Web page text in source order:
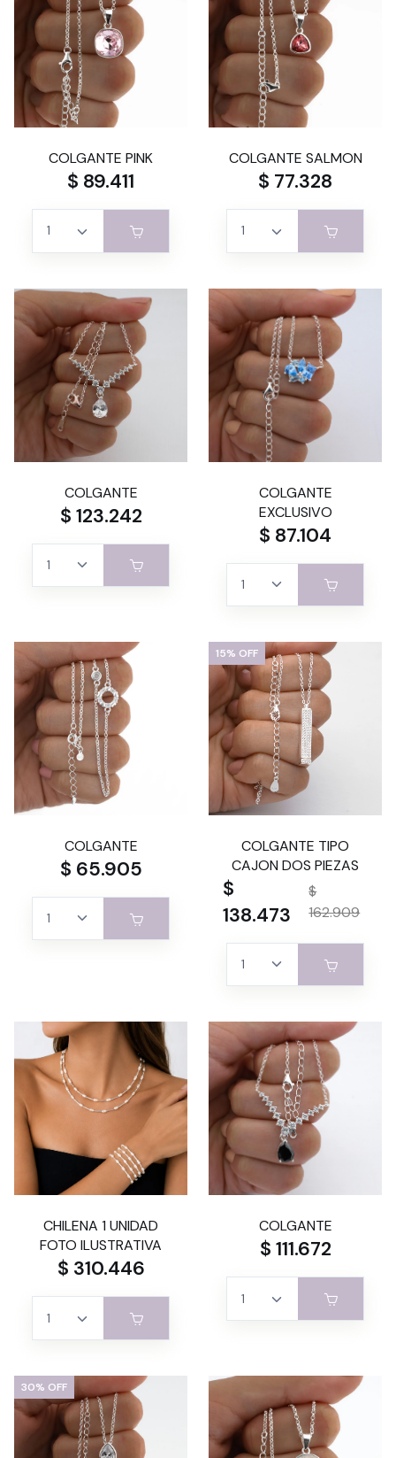
COLGANTE PINK
$ 89.411
COLGANTE SALMON
$ 77.328
COLGANTE
$ 123.242
COLGANTE
EXCLUSIVO
$ 87.104
COLGANTE
$ 65.905
15% OFF
COLGANTE TIPO
CAJON DOS PIEZAS
$
138.473
$
162.909
CHILENA 1 UNIDAD
FOTO ILUSTRATIVA
$ 310.446
COLGANTE
$ 111.672
30% OFF